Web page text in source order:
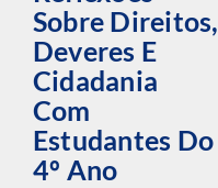
Sobre Direitos,
Deveres E
Cidadania
Com
Estudantes Do
4º Ano